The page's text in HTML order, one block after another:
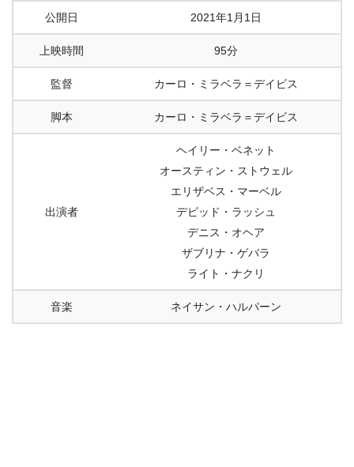
公開日 2021年1月1日
上映時間 95分
監督 カーロ・ミラベラ＝デイビス
脚本 カーロ・ミラベラ＝デイビス
出演者
ヘイリー・ベネット
オースティン・ストウェル
エリザベス・マーベル
デビッド・ラッシュ
デニス・オヘア
ザブリナ・ゲバラ
ライト・ナクリ
音楽 ネイサン・ハルパーン